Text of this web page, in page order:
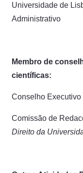
Universidade de
Administrativo
Membro de
científicas:
Conselho Executivo
Comissão de
Direito da